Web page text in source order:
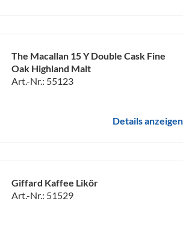
The Macallan 15 Y Double Cask Fine
Oak Highland Malt
Art.-Nr.: 55123
Details anzeigen
Giffard Kaffee Likör
Art.-Nr.: 51529